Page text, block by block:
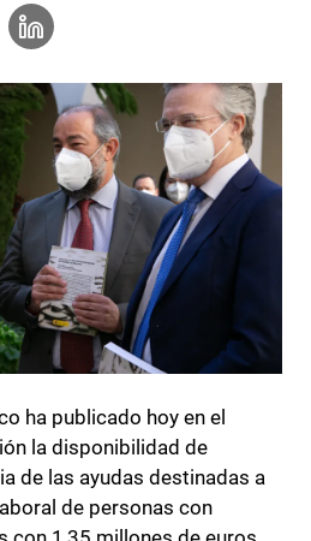
ha publicado hoy en el
la disponibilidad de
de las ayudas destinadas a
de personas con